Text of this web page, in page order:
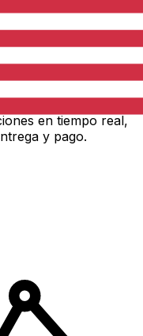
en tiempo real,
y pago.